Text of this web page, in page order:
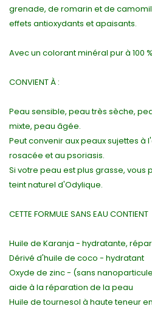
grenade, de romarin et de
effets antioxydants et apaisants.
Avec un colorant minéral pur à 100
CONVIENT À :
Peau sensible, peau très sèche,
mixte, peau âgée.
Peut convenir aux peaux sujettes à
rosacée et au psoriasis.
Si votre peau est plus grasse, vous
teint naturel d'Odylique.
CETTE FORMULE SANS EAU CONTIENT
Huile de Karanja - hydratante,
Dérivé d'huile de coco - hydratant
Oxyde de zinc - (sans
aide à la réparation de la peau
Huile de tournesol à haute teneur